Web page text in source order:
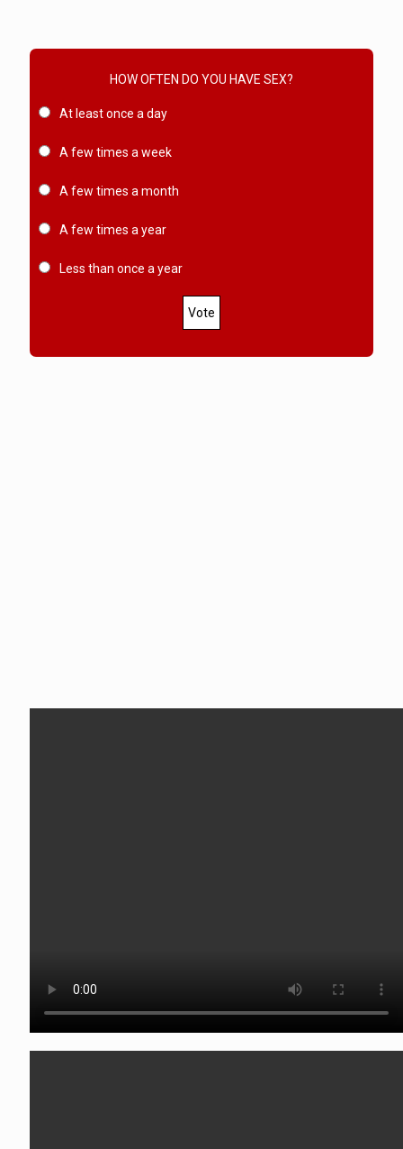
HOW OFTEN DO YOU HAVE SEX?
At least once a day
A few times a week
A few times a month
A few times a year
Less than once a year
Vote